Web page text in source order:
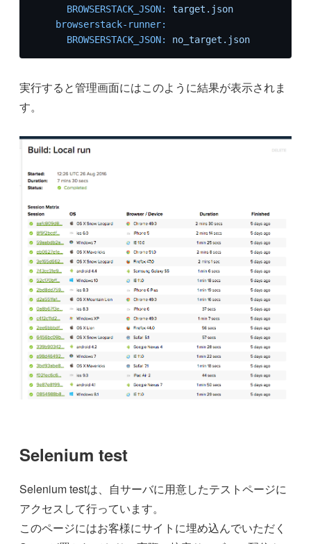
BROWSERSTACK_JSON:
target.json
browserstack-runner:
BROWSERSTACK_JSON:
no_target.json
実行すると管理画面にはこのように結果が表示されま
す。
Selenium test
Selenium testは、自サーバに用意したテストページに
アクセスして行っています。
このページにはお客様にサイトに埋め込んでいただく